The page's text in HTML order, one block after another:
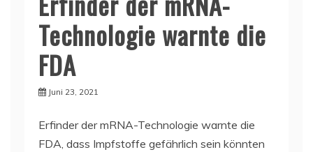
Technologie warnte die
FDA
Juni 23, 2021
Erfinder der mRNA-Technologie warnte die
FDA, dass Impfstoffe gefährlich sein könnten